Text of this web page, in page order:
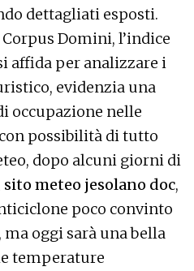
dettagliati esposti.
Domini, l’indice
affida per analizzare i
evidenzia una
occupazione nelle
possibilità di tutto
dopo alcuni giorni di
sito meteo jesolano doc,
poco convinto
oggi sarà una bella
temperature